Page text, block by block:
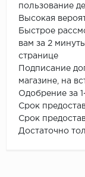
пользование
Высокая
Быстрое
вам за 2
странице
Подписание
магазине, на
Одобрение за
Срок
Срок
Достаточно